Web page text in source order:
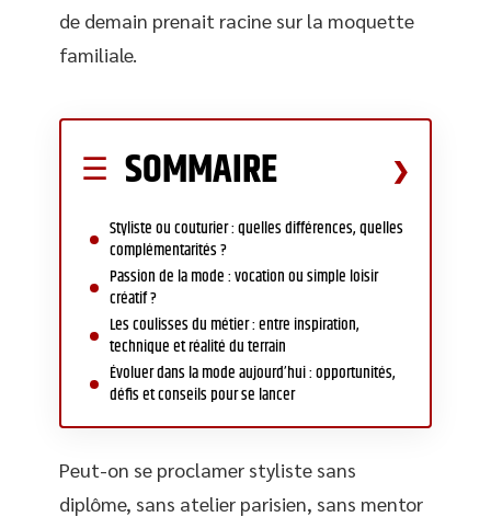
de demain prenait racine sur la moquette
familiale.
SOMMAIRE
Styliste ou couturier : quelles différences, quelles
complémentarités ?
Passion de la mode : vocation ou simple loisir
créatif ?
Les coulisses du métier : entre inspiration,
technique et réalité du terrain
Évoluer dans la mode aujourd’hui : opportunités,
défis et conseils pour se lancer
Peut-on se proclamer styliste sans
diplôme, sans atelier parisien, sans mentor